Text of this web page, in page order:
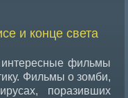
и конце света
фильмы
Фильмы о зомби,
поразивших